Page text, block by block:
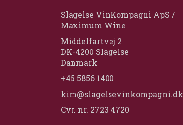
Slagelse VinKompagni ApS /
Maximum Wine
Middelfartvej 2
DK-4200 Slagelse
Danmark
+45 5856 1400
kim@slagelsevinkompagni.dk
Cvr. nr. 2723 4720